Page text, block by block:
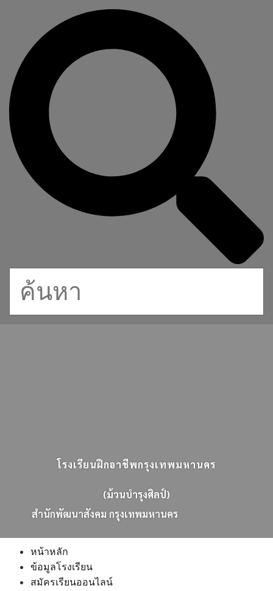
โรงเรียนฝึกอาชีพกรุงเทพมหานคร
(ม้วนบำรุงศิลป์)
สนกพฒนาสงคม กรงเทพมหานคร
หน้าหลัก
ข้อมูลโรงเรียน
สมัครเรียนออนไลน์